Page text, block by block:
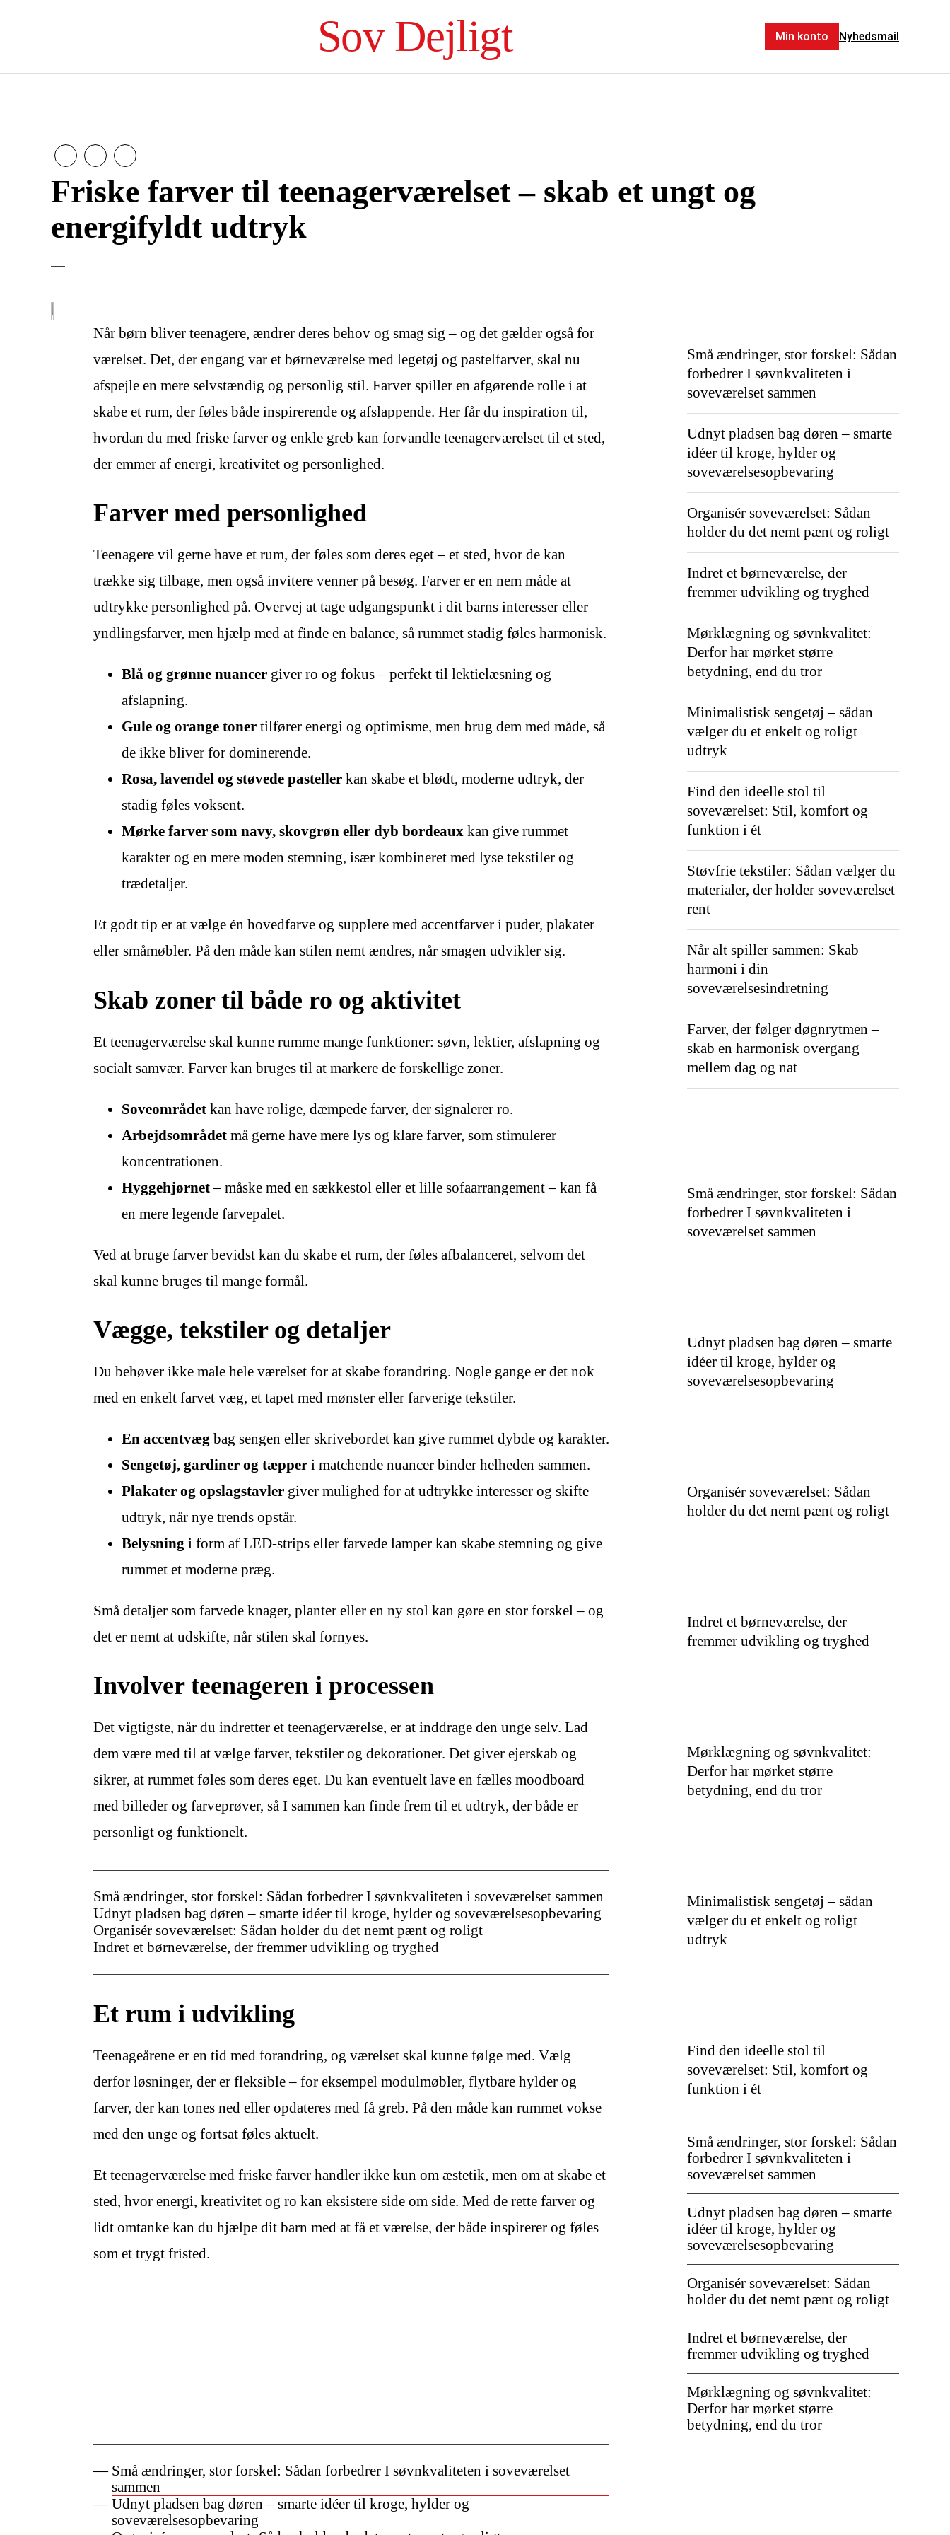
Sov Dejligt Min konto Nyhedsmail
Friske farver til teenagerværelset – skab et ungt og
energifyldt udtryk
Når børn bliver teenagere, ændrer deres behov og smag sig – og det gælder også for
værelset. Det, der engang var et børneværelse med legetøj og pastelfarver, skal nu
afspejle en mere selvstændig og personlig stil. Farver spiller en afgørende rolle i at
skabe et rum, der føles både inspirerende og afslappende. Her får du inspiration til,
hvordan du med friske farver og enkle greb kan forvandle teenagerværelset til et sted,
der emmer af energi, kreativitet og personlighed.
Farver med personlighed
Teenagere vil gerne have et rum, der føles som deres eget – et sted, hvor de kan
trække sig tilbage, men også invitere venner på besøg. Farver er en nem måde at
udtrykke personlighed på. Overvej at tage udgangspunkt i dit barns interesser eller
yndlingsfarver, men hjælp med at finde en balance, så rummet stadig føles harmonisk.
Blå og grønne nuancer giver ro og fokus – perfekt til lektielæsning og
afslapning.
Gule og orange toner tilfører energi og optimisme, men brug dem med måde, så
de ikke bliver for dominerende.
Rosa, lavendel og støvede pasteller kan skabe et blødt, moderne udtryk, der
stadig føles voksent.
Mørke farver som navy, skovgrøn eller dyb bordeaux kan give rummet
karakter og en mere moden stemning, især kombineret med lyse tekstiler og
trædetaljer.
Et godt tip er at vælge én hovedfarve og supplere med accentfarver i puder, plakater
eller småmøbler. På den måde kan stilen nemt ændres, når smagen udvikler sig.
Skab zoner til både ro og aktivitet
Et teenagerværelse skal kunne rumme mange funktioner: søvn, lektier, afslapning og
socialt samvær. Farver kan bruges til at markere de forskellige zoner.
Soveområdet kan have rolige, dæmpede farver, der signalerer ro.
Arbejdsområdet må gerne have mere lys og klare farver, som stimulerer
koncentrationen.
Hyggehjørnet– måske med en sækkestol eller et lille sofaarrangement – kan få
en mere legende farvepalet.
Ved at bruge farver bevidst kan du skabe et rum, der føles afbalanceret, selvom det
skal kunne bruges til mange formål.
Vægge, tekstiler og detaljer
Du behøver ikke male hele værelset for at skabe forandring. Nogle gange er det nok
med en enkelt farvet væg, et tapet med mønster eller farverige tekstiler.
En accentvæg bag sengen eller skrivebordet kan give rummet dybde og karakter.
Sengetøj, gardiner og tæpper i matchende nuancer binder helheden sammen.
Plakater og opslagstavler giver mulighed for at udtrykke interesser og skifte
udtryk, når nye trends opstår.
Belysning i form af LED-strips eller farvede lamper kan skabe stemning og give
rummet et moderne præg.
Små detaljer som farvede knager, planter eller en ny stol kan gøre en stor forskel – og
det er nemt at udskifte, når stilen skal fornyes.
Involver teenageren i processen
Det vigtigste, når du indretter et teenagerværelse, er at inddrage den unge selv. Lad
dem være med til at vælge farver, tekstiler og dekorationer. Det giver ejerskab og
sikrer, at rummet føles som deres eget. Du kan eventuelt lave en fælles moodboard
med billeder og farveprøver, så I sammen kan finde frem til et udtryk, der både er
personligt og funktionelt.
Små ændringer, stor forskel: Sådan forbedrer I søvnkvaliteten i soveværelset sammen
Udnyt pladsen bag døren – smarte idéer til kroge, hylder og soveværelsesopbevaring
Organisér soveværelset: Sådan holder du det nemt pænt og roligt
Indret et børneværelse, der fremmer udvikling og tryghed
Et rum i udvikling
Teenageårene er en tid med forandring, og værelset skal kunne følge med. Vælg
derfor løsninger, der er fleksible – for eksempel modulmøbler, flytbare hylder og
farver, der kan tones ned eller opdateres med få greb. På den måde kan rummet vokse
med den unge og fortsat føles aktuelt.
Et teenagerværelse med friske farver handler ikke kun om æstetik, men om at skabe et
sted, hvor energi, kreativitet og ro kan eksistere side om side. Med de rette farver og
lidt omtanke kan du hjælpe dit barn med at få et værelse, der både inspirerer og føles
som et trygt fristed.
Små ændringer, stor forskel: Sådan forbedrer I søvnkvaliteten i soveværelset
sammen
Udnyt pladsen bag døren – smarte idéer til kroge, hylder og
soveværelsesopbevaring
Små ændringer, stor forskel: Sådan
forbedrer I søvnkvaliteten i
soveværelset sammen
Udnyt pladsen bag døren – smarte
idéer til kroge, hylder og
soveværelsesopbevaring
Organisér soveværelset: Sådan
holder du det nemt pænt og roligt
Indret et børneværelse, der
fremmer udvikling og tryghed
Mørklægning og søvnkvalitet:
Derfor har mørket større
betydning, end du tror
Minimalistisk sengetøj – sådan
vælger du et enkelt og roligt
udtryk
Find den ideelle stol til
soveværelset: Stil, komfort og
funktion i ét
Støvfrie tekstiler: Sådan vælger du
materialer, der holder soveværelset
rent
Når alt spiller sammen: Skab
harmoni i din
soveværelsesindretning
Farver, der følger døgnrytmen –
skab en harmonisk overgang
mellem dag og nat
Små ændringer, stor forskel: Sådan
forbedrer I søvnkvaliteten i
soveværelset sammen
Udnyt pladsen bag døren – smarte
idéer til kroge, hylder og
soveværelsesopbevaring
Organisér soveværelset: Sådan
holder du det nemt pænt og roligt
Indret et børneværelse, der
fremmer udvikling og tryghed
Mørklægning og søvnkvalitet:
Derfor har mørket større
betydning, end du tror
Minimalistisk sengetøj – sådan
vælger du et enkelt og roligt
udtryk
Find den ideelle stol til
soveværelset: Stil, komfort og
funktion i ét
Små ændringer, stor forskel: Sådan
forbedrer I søvnkvaliteten i
soveværelset sammen
Udnyt pladsen bag døren – smarte
idéer til kroge, hylder og
soveværelsesopbevaring
Organisér soveværelset: Sådan
holder du det nemt pænt og roligt
Indret et børneværelse, der
fremmer udvikling og tryghed
Mørklægning og søvnkvalitet:
Derfor har mørket større
betydning, end du tror